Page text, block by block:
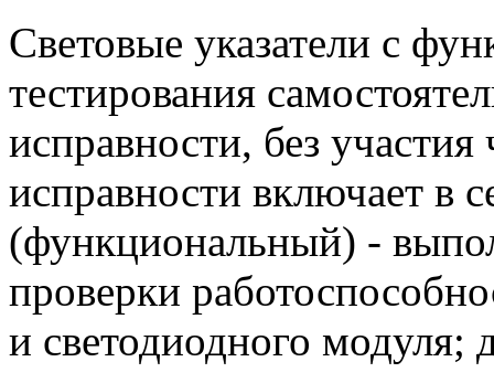
Световые указатели с
тестирования
исправности, без
исправности включает в
(функциональный) -
проверки
и светодиодного